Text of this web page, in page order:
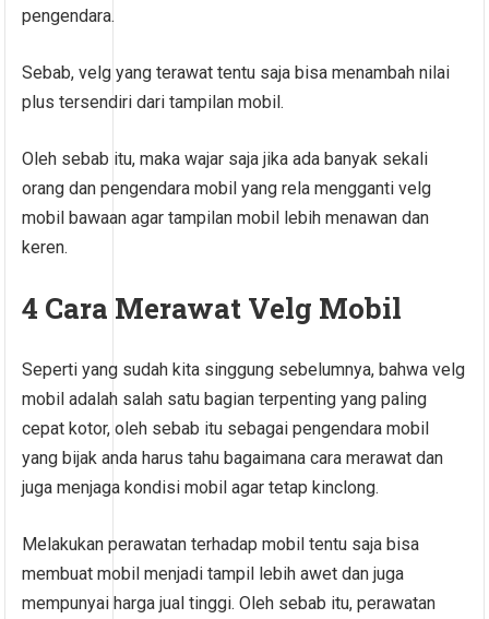
pengendara.
Sebab, velg yang terawat tentu saja bisa menambah nilai
plus tersendiri dari tampilan mobil.
Oleh sebab itu, maka wajar saja jika ada banyak sekali
orang dan pengendara mobil yang rela mengganti velg
mobil bawaan agar tampilan mobil lebih menawan dan
keren.
4 Cara Merawat Velg Mobil
Seperti yang sudah kita singgung sebelumnya, bahwa velg
mobil adalah salah satu bagian terpenting yang paling
cepat kotor, oleh sebab itu sebagai pengendara mobil
yang bijak anda harus tahu bagaimana cara merawat dan
juga menjaga kondisi mobil agar tetap kinclong.
Melakukan perawatan terhadap mobil tentu saja bisa
membuat mobil menjadi tampil lebih awet dan juga
mempunyai harga jual tinggi. Oleh sebab itu, perawatan